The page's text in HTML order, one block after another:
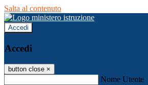
Salta al contenuto
Accedi
Accedi
button close ×
Nome Utente